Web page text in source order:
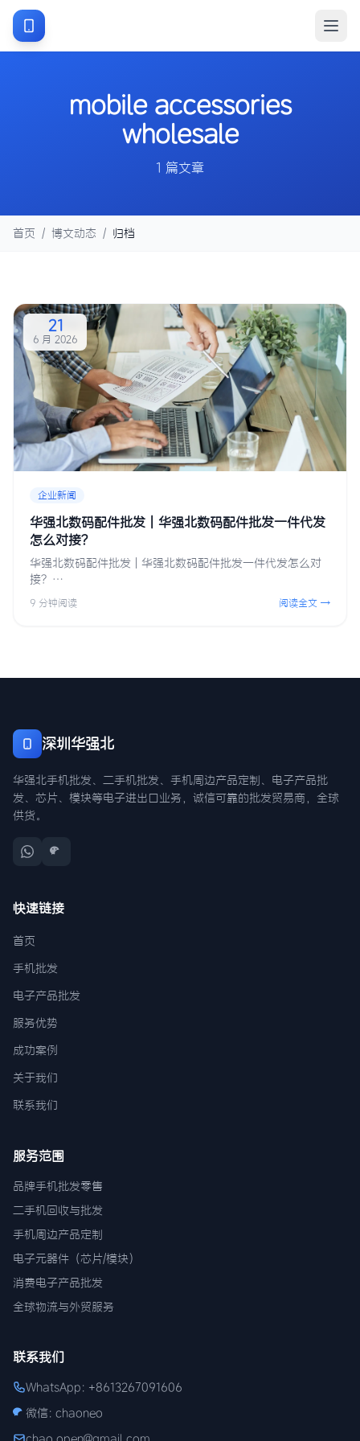
mobile accessories
wholesale
1 篇文章
首页 / 博文动态 / 归档
21
6 月 2026
企业新闻
华强北数码配件批发 | 华强北数码配件批发一件代发
怎么对接？
华强北数码配件批发 | 华强北数码配件批发一件代发怎么对
接？…
9 分钟阅读 阅读全文 →
深圳华强北
华强北手机批发、二手机批发、手机周边产品定制、电子产品批
发、芯片、模块等电子进出口业务，诚信可靠的批发贸易商，全球
供货。
快速链接
首页
手机批发
电子产品批发
服务优势
成功案例
关于我们
联系我们
服务范围
品牌手机批发零售
二手机回收与批发
手机周边产品定制
电子元器件（芯片/模块）
消费电子产品批发
全球物流与外贸服务
联系我们
WhatsApp: +8613267091606
微信: chaoneo